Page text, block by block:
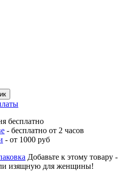
бесплатно
- бесплатно от 2 часов
- от 1000 руб
Добавьте к этому товару -
изящную для женщины!